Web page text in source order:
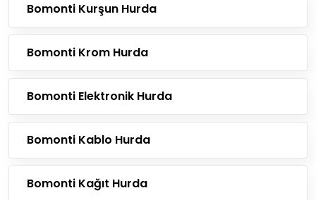
Bomonti Kurşun Hurda
Bomonti Krom Hurda
Bomonti Elektronik Hurda
Bomonti Kablo Hurda
Bomonti Kağıt Hurda